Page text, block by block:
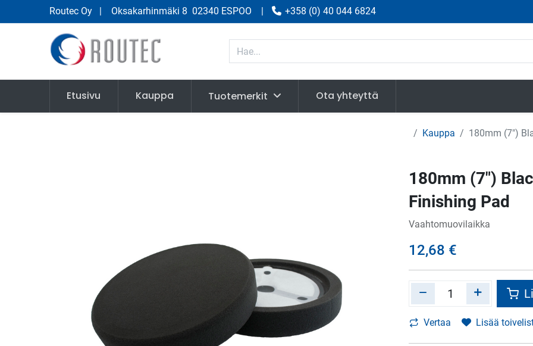
Routec Oy | Oksakarhinmäki 8 02340 ESPOO | +358 (0) 40 044 6824
Etusivu Kauppa Tuotemerkit Ota yhteyttä
Kauppa 180mm (7")
180mm (7")
Finishing Pad
Vaahtomuovilaikka
12,68 €
Vertaa Lisää